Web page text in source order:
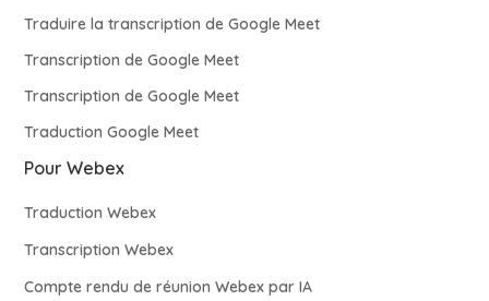
Traduire la transcription de Google Meet
Transcription de Google Meet
Transcription de Google Meet
Traduction Google Meet
Pour Webex
Traduction Webex
Transcription Webex
Compte rendu de réunion Webex par IA